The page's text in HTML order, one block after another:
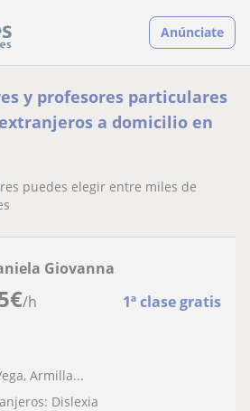
Anúnciate
y profesores particulares
a domicilio en
puedes elegir entre miles de
€/h 1ª clase gratis
Giovanna
Armilla...
Dislexia